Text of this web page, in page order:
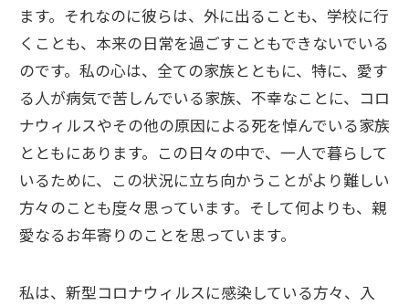
ます。それなのに彼らは、外に出ることも、学校に行
くことも、本来の日常を過ごすこともできないでいる
のです。私の心は、全ての家族とともに、特に、愛す
る人が病気で苦しんでいる家族、不幸なことに、コロ
ナウィルスやその他の原因による死を悼んでいる家族
とともにあります。この日々の中で、一人で暮らして
いるために、この状況に立ち向かうことがより難しい
方々のことも度々思っています。そして何よりも、親
愛なるお年寄りのことを思っています。
私は、新型コロナウィルスに感染している方々、入